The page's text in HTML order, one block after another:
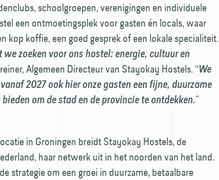
schoolgroepen, verenigingen en individuele
een ontmoetingsplek voor gasten én locals, waar
kop koffie, een goed gesprek of een lokale specialiteit.
zoeken voor ons hostel: energie, cultuur en
Algemeen Directeur van Stayokay Hostels. “We
2027 ook hier onze gasten een fijne, duurzame
om de stad en de provincie te ontdekken.”
in Groningen breidt Stayokay Hostels, de
haar netwerk uit in het noorden van het land.
strategie om een groei in duurzame, betaalbare